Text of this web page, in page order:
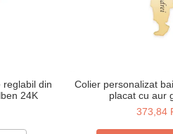
reglabil din
24K
Colier personalizat
placat cu aur
373,84